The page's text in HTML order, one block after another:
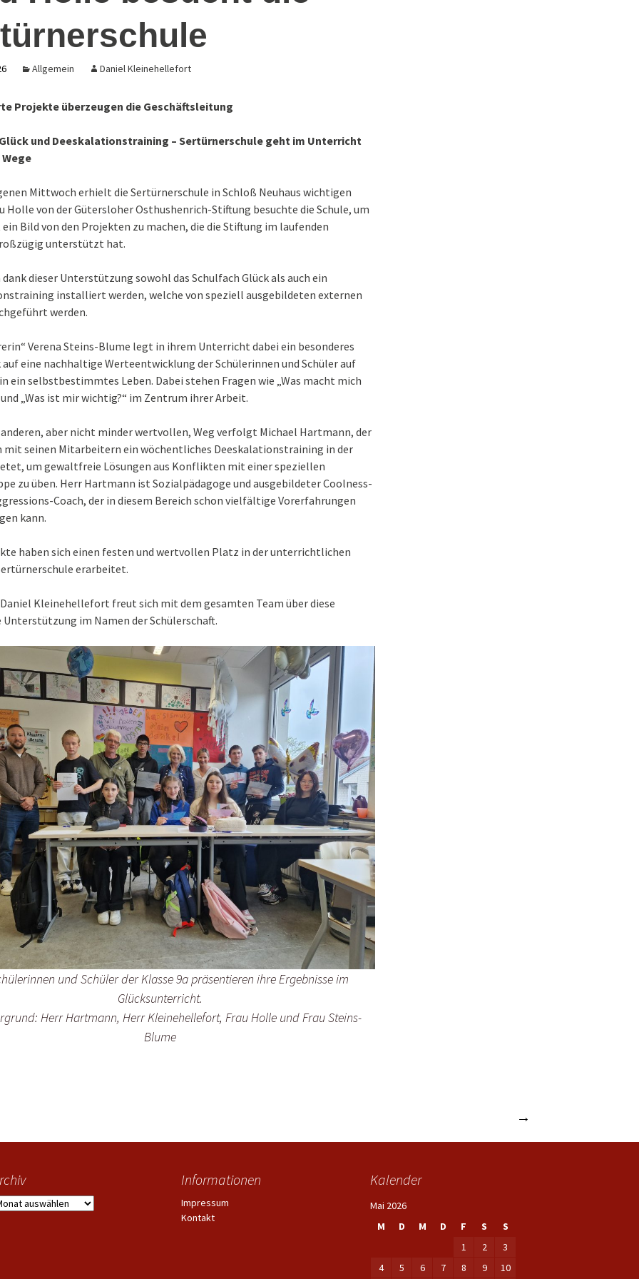
25-11-
– 80 (+)
Schulband
sexualisierte Gewalt
Allgemein Daniel Kleinehellefort
Projekte überzeugen die Geschäftsleitung
und Deeskalationstraining – Sertürnerschule geht im Unterricht
Mittwoch erhielt die Sertürnerschule in Schloß Neuhaus wichtigen
Holle von der Gütersloher Osthushenrich-Stiftung besuchte die Schule, um
Bild von den Projekten zu machen, die die Stiftung im laufenden
unterstützt hat.
dieser Unterstützung sowohl das Schulfach Glück als auch ein
installiert werden, welche von speziell ausgebildeten externen
werden.
Verena Steins-Blume legt in ihrem Unterricht dabei ein besonderes
eine nachhaltige Werteentwicklung der Schülerinnen und Schüler auf
ein selbstbestimmtes Leben. Dabei stehen Fragen wie „Was macht mich
„Was ist mir wichtig?“ im Zentrum ihrer Arbeit.
aber nicht minder wertvollen, Weg verfolgt Michael Hartmann, der
mit seinen Mitarbeitern ein wöchentliches Deeskalationstraining in der
um gewaltfreie Lösungen aus Konflikten mit einer speziellen
zu üben. Herr Hartmann ist Sozialpädagoge und ausgebildeter Coolness-
Coach, der in diesem Bereich schon vielfältige Vorerfahrungen
kann.
haben sich einen festen und wertvollen Platz in der unterrichtlichen
erarbeitet.
Kleinehellefort freut sich mit dem gesamten Team über diese
im Namen der Schülerschaft.
und Schüler der Klasse 9a präsentieren ihre Ergebnisse im
Glücksunterricht.
Herr Hartmann, Herr Kleinehellefort, Frau Holle und Frau Steins-
Blume
→
Informationen
Impressum
Kontakt
Kalender
Mai 2026
M
D M D F S
S
1
2
3
4
5 6 7 8 9 10